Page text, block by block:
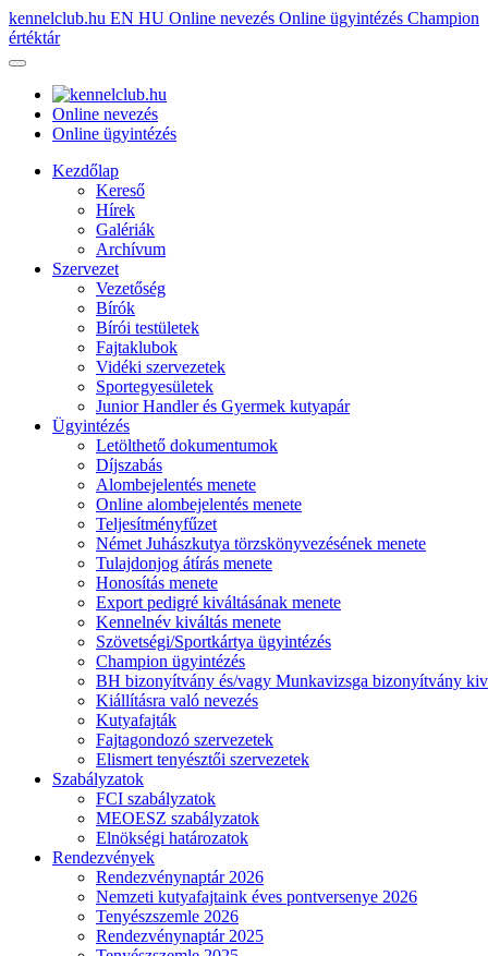
kennelclub.hu EN HU Online nevezés Online ügyintézés Champion
értéktár
Online nevezés
Online ügyintézés
Kezdőlap
Kereső
Hírek
Galériák
Archívum
Szervezet
Vezetőség
Bírók
Bírói testületek
Fajtaklubok
Vidéki szervezetek
Sportegyesületek
Junior Handler és Gyermek kutyapár
Ügyintézés
Letölthető dokumentumok
Díjszabás
Alombejelentés menete
Online alombejelentés menete
Teljesítményfűzet
Német Juhászkutya törzskönyvezésének menete
Tulajdonjog átírás menete
Honosítás menete
Export pedigré kiváltásának menete
Kennelnév kiváltás menete
Szövetségi/Sportkártya ügyintézés
Champion ügyintézés
BH bizonyítvány és/vagy Munkavizsga bizonyítvány
Kiállításra való nevezés
Kutyafajták
Fajtagondozó szervezetek
Elismert tenyésztői szervezetek
Szabályzatok
FCI szabályzatok
MEOESZ szabályzatok
Elnökségi határozatok
Rendezvények
Rendezvénynaptár 2026
Nemzeti kutyafajtaink éves pontversenye 2026
Tenyészszemle 2026
Rendezvénynaptár 2025